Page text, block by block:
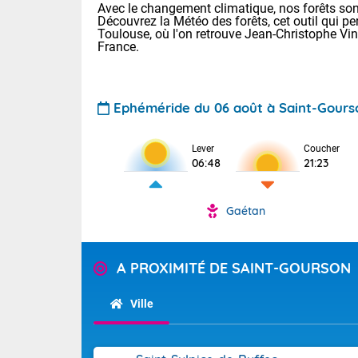
Pour la
Tendance
Avec le changement climatique, nos forêts
Découvrez la Météo des forêts, cet outil qui
Toulouse, où l'on retrouve Jean-Christophe
France.
Ephéméride du 06 août à Saint-
Lever
06:48
Coucher
21:23
Gaétan
A PROXIMITÉ DE SAINT-GOURSON
Ville
Voici les
28 Lyon :
: 27 Nancy :
31 Lille : 26
Demain :
Calme,
alors que la